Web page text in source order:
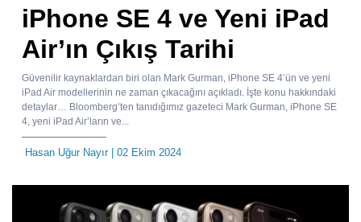
iPhone SE 4 ve Yeni iPad
Air’ın Çıkış Tarihi
Güvenilir kaynaklardan biri olan Mark Gurman, iPhone SE 4’ün ve yeni
iPad Air modellerinin ne zaman çıkacağını açıkladı. İşte konu hakkındaki
detaylar… Bloomberg’ten tanıdığımız gazeteci Mark Gurman, iPhone SE
4, yeni iPad Air’ların ve...
Hasan Uğur Nayır| 02 Ekim 2024